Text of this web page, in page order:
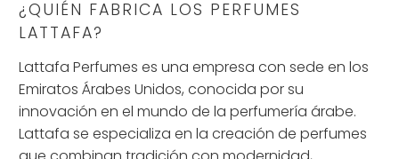
¿QUIÉN FABRICA LOS PERFUMES
LATTAFA?
Lattafa Perfumes es una empresa con sede en los
Emiratos Árabes Unidos, conocida por su
innovación en el mundo de la perfumería árabe.
Lattafa se especializa en la creación de perfumes